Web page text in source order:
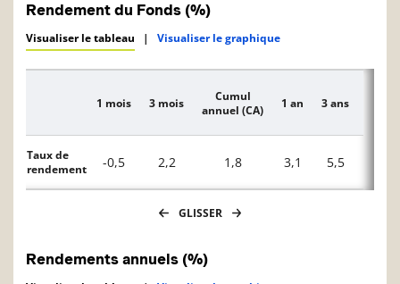
Rendement du Fonds (%)
Visualiser le tableau | Visualiser le graphique
Description
1 mois 3 mois
Cumul
annuel (CA)
1 an 3 ans
Taux de
rendement
-0,5 2,2 1,8 3,1 5,5
GLISSER
Rendements annuels (%)